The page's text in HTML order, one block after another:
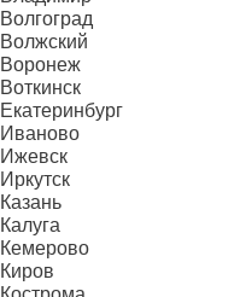
Волгоград
Волжский
Воронеж
Воткинск
Екатеринбург
Иваново
Ижевск
Иркутск
Казань
Калуга
Кемерово
Киров